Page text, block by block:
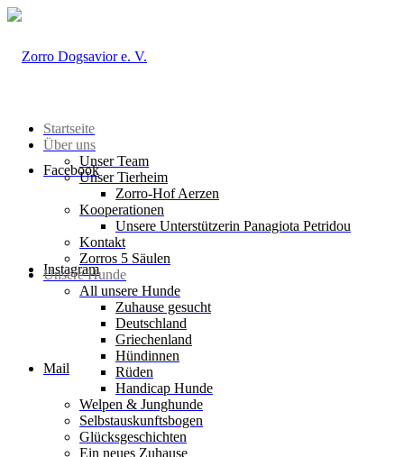
Facebook
Instagram
Mail
Startseite
Über uns
Unser Team
Unser Tierheim
Zorro-Hof Aerzen
Kooperationen
Unsere Unterstützerin Panagiota Petridou
Kontakt
Zorros 5 Säulen
Unsere Hunde
All unsere Hunde
Zuhause gesucht
Deutschland
Griechenland
Hündinnen
Rüden
Handicap Hunde
Welpen & Junghunde
Selbstauskunftsbogen
Glücksgeschichten
Ein neues Zuhause